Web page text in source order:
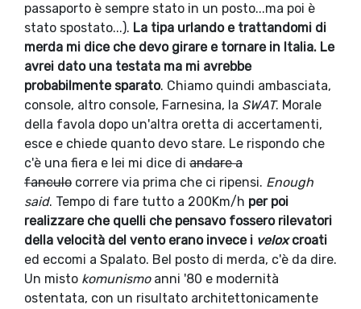
passaporto è sempre stato in un posto...ma poi è
stato spostato...). La tipa urlando e trattandomi di
merda mi dice che devo girare e tornare in Italia. Le
avrei dato una testata ma mi avrebbe
probabilmente sparato. Chiamo quindi ambasciata,
console, altro console, Farnesina, la SWAT. Morale
della favola dopo un'altra oretta di accertamenti,
esce e chiede quanto devo stare. Le rispondo che
c'è una fiera e lei mi dice di andare a
fanculo correre via prima che ci ripensi. Enough
said. Tempo di fare tutto a 200Km/h per poi
realizzare che quelli che pensavo fossero rilevatori
della velocità del vento erano invece i veloxcroati
ed eccomi a Spalato. Bel posto di merda, c'è da dire.
Un misto komunismoanni '80 e modernità
ostentata, con un risultato architettonicamente